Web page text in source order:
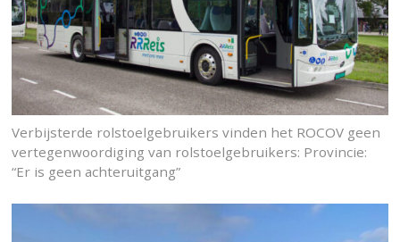
Verbijsterde rolstoelgebruikers vinden het ROCOV geen
vertegenwoordiging van rolstoelgebruikers: Provincie:
“Er is geen achteruitgang”